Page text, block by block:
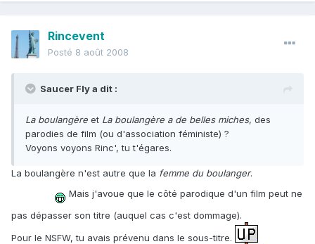
Rincevent
Posté 8 août 2008
Saucer Fly a dit :
La boulangère et La boulangère a de belles miches, des
parodies de film (ou d'association féministe) ?
Voyons voyons Rinc', tu t'égares.
La boulangère n'est autre que la femme du boulanger.
Mais j'avoue que le côté parodique d'un film peut ne
pas dépasser son titre (auquel cas c'est dommage).
Pour le NSFW, tu avais prévenu dans le sous-titre.